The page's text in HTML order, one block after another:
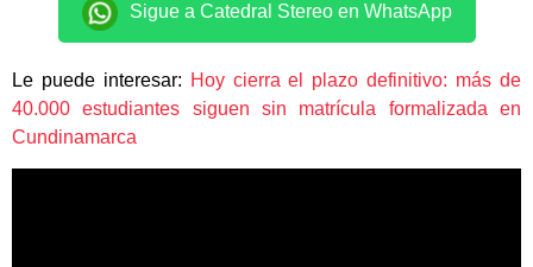
Sigue a Catedral Stereo en WhatsApp
Le puede interesar: Hoy cierra el plazo definitivo: más de
40.000 estudiantes siguen sin matrícula formalizada en
Cundinamarca